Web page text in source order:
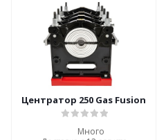
Центратор 250 Gas Fusion
Много